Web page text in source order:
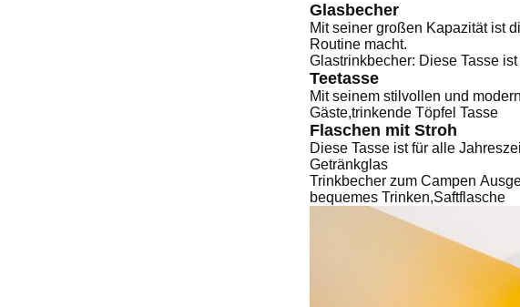
Glasbecher
Mit seiner großen Kapazität ist
Routine macht.
Glastrinkbecher: Diese Tasse
Teetasse
Mit seinem stilvollen und
Gäste,trinkende Töpfel Tasse
Flaschen mit Stroh
Diese Tasse ist für alle
Getränkglas
Trinkbecher zum Campen
bequemes Trinken,Saftflasche